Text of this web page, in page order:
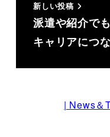
新しい投稿
派遣や紹介で
キャリアにつ
| News＆